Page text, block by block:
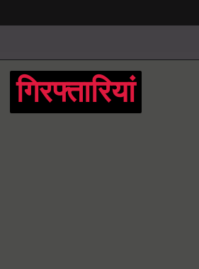
गिरफ्तारियां
गिरफ्तारियां